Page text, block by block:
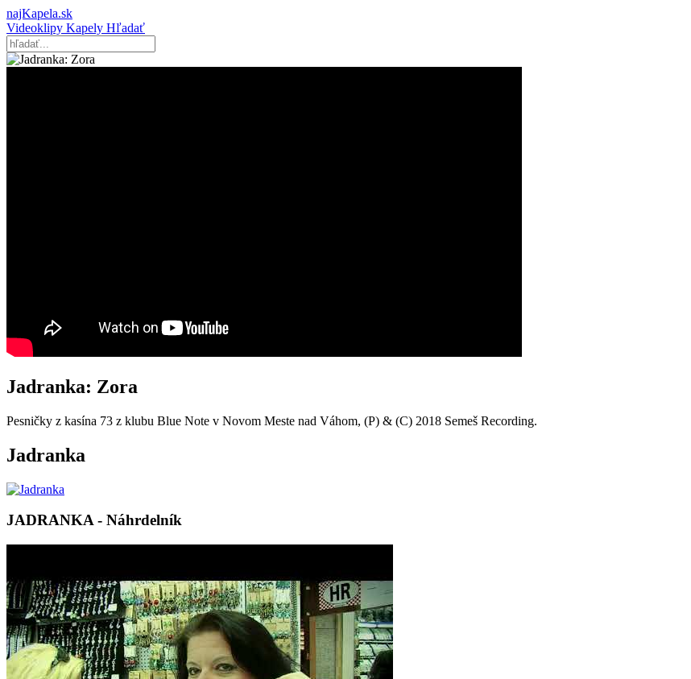
najKapela.sk
Videoklipy Kapely Hľadať
Jadranka: Zora
Pesničky z kasína 73 z klubu Blue Note v Novom Meste nad Váhom, (P) & (C) 2018 Semeš Recording.
Jadranka
JADRANKA - Náhrdelník